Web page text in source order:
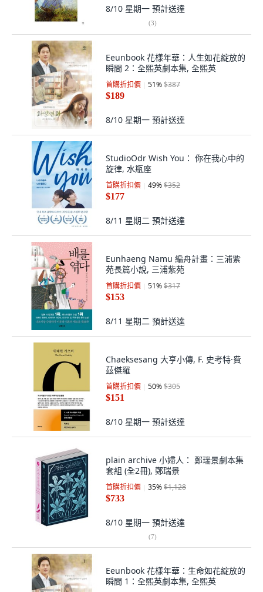
8/10 星期一 預計送達
(3)
Eeunbook 花樣年華：人生如花綻放的
瞬間 2：全熙英劇本集, 全熙英
首購折扣價 51%$387
$189
8/10 星期一 預計送達
StudioOdr Wish You： 你在我心中的
旋律, 水瓶座
首購折扣價 49%$352
$177
8/11 星期二 預計送達
Eunhaeng Namu 編舟計畫：三浦紫
苑長篇小說, 三浦紫苑
首購折扣價 51%$317
$153
8/11 星期二 預計送達
Chaeksesang 大亨小傳, F. 史考特·費
茲傑羅
首購折扣價 50%$305
$151
8/10 星期一 預計送達
plain archive 小婦人： 鄭瑞景劇本集
套組 (全2冊), 鄭瑞景
首購折扣價 35%$1,128
$733
8/10 星期一 預計送達
(7)
Eeunbook 花樣年華：生命如花綻放的
瞬間 1：全熙英劇本集, 全熙英